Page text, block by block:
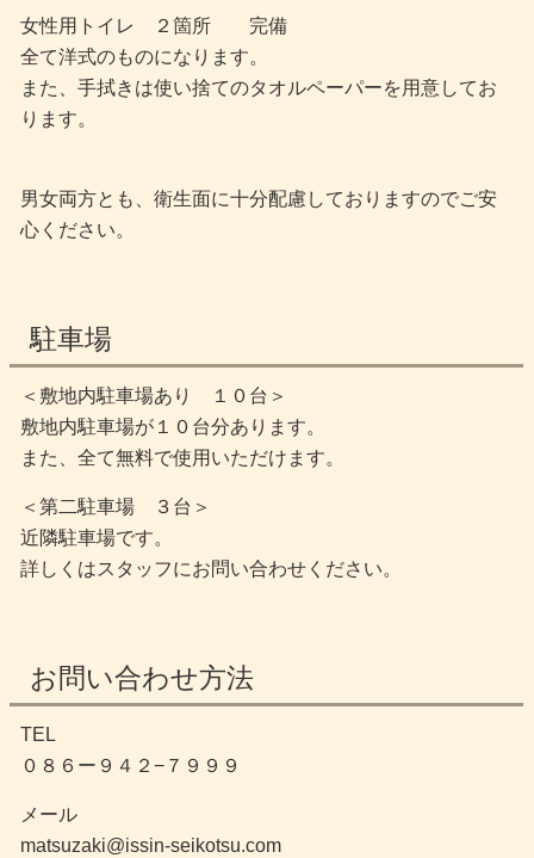
女性用トイレ ２箇所 完備
全て洋式のものになります。
また、手拭きは使い捨てのタオルペーパーを用意してお
ります。
男女両方とも、衛生面に十分配慮しておりますのでご安
心ください。
駐車場
＜敷地内駐車場あり １０台＞
敷地内駐車場が１０台分あります。
また、全て無料で使用いただけます。
＜第二駐車場 ３台＞
近隣駐車場です。
詳しくはスタッフにお問い合わせください。
お問い合わせ方法
TEL
０８６ー９４２−７９９９
メール
matsuzaki@issin-seikotsu.com